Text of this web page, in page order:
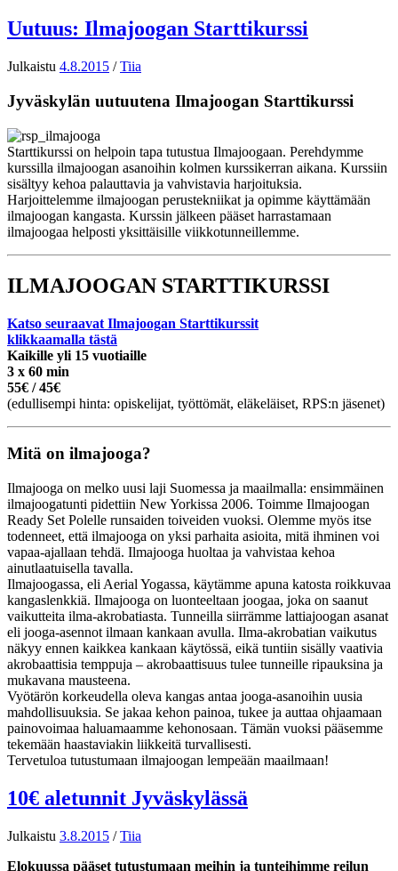
Uutuus: Ilmajoogan Starttikurssi
Julkaistu 4.8.2015 /Tiia
Jyväskylän uutuutena Ilmajoogan Starttikurssi
Starttikurssi on helpoin tapa tutustua Ilmajoogaan. Perehdymme
kurssilla ilmajoogan asanoihin kolmen kurssikerran aikana. Kurssiin
sisältyy kehoa palauttavia ja vahvistavia harjoituksia.
Harjoittelemme ilmajoogan perustekniikat ja opimme käyttämään
ilmajoogan kangasta. Kurssin jälkeen pääset harrastamaan
ilmajoogaa helposti yksittäisille viikkotunneillemme.
ILMAJOOGAN STARTTIKURSSI
Katso seuraavat Ilmajoogan Starttikurssit
klikkaamalla tästä
Kaikille yli 15 vuotiaille
3 x 60 min
55€ / 45€
(edullisempi hinta: opiskelijat, työttömät, eläkeläiset, RPS:n jäsenet)
Mitä on ilmajooga?
Ilmajooga on melko uusi laji Suomessa ja maailmalla: ensimmäinen
ilmajoogatunti pidettiin New Yorkissa 2006. Toimme Ilmajoogan
Ready Set Polelle runsaiden toiveiden vuoksi. Olemme myös itse
todenneet, että ilmajooga on yksi parhaita asioita, mitä ihminen voi
vapaa-ajallaan tehdä. Ilmajooga huoltaa ja vahvistaa kehoa
ainutlaatuisella tavalla.
Ilmajoogassa, eli Aerial Yogassa, käytämme apuna katosta roikkuvaa
kangaslenkkiä. Ilmajooga on luonteeltaan joogaa, joka on saanut
vaikutteita ilma-akrobatiasta. Tunneilla siirrämme lattiajoogan asanat
eli jooga-asennot ilmaan kankaan avulla. Ilma-akrobatian vaikutus
näkyy ennen kaikkea kankaan käytössä, eikä tuntiin sisälly vaativia
akrobaattisia temppuja – akrobaattisuus tulee tunneille ripauksina ja
mukavana mausteena.
Vyötärön korkeudella oleva kangas antaa jooga-asanoihin uusia
mahdollisuuksia. Se jakaa kehon painoa, tukee ja auttaa ohjaamaan
painovoimaa haluamaamme kehonosaan. Tämän vuoksi pääsemme
tekemään haastaviakin liikkeitä turvallisesti.
Tervetuloa tutustumaan ilmajoogan lempeään maailmaan!
10€ aletunnit Jyväskylässä
Julkaistu 3.8.2015 /Tiia
Elokuussa pääset tutustumaan meihin ja tunteihimme reilun